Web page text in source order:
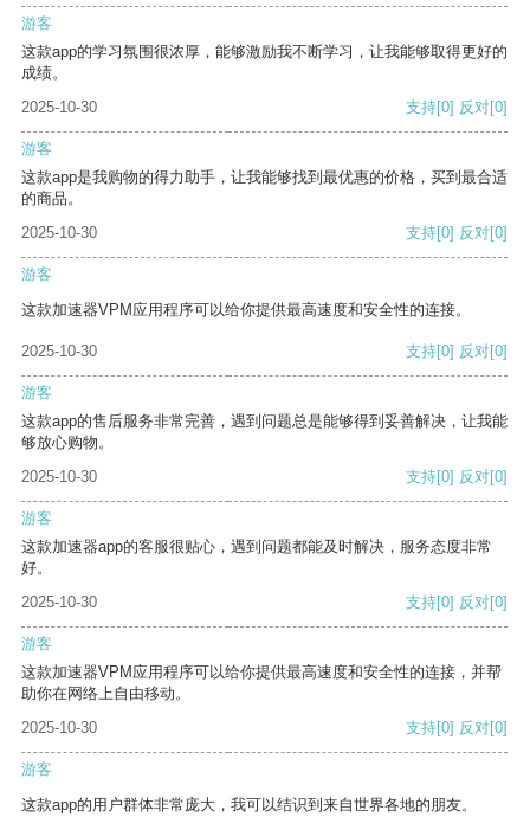
游客
这款app的学习氛围很浓厚，能够激励我不断学习，让我能够取得更好的
成绩。
2025-10-30
支持[0] 反对[0]
游客
这款app是我购物的得力助手，让我能够找到最优惠的价格，买到最合适
的商品。
2025-10-30
支持[0] 反对[0]
游客
这款加速器VPM应用程序可以给你提供最高速度和安全性的连接。
2025-10-30 支持[0] 反对[0]
游客
这款app的售后服务非常完善，遇到问题总是能够得到妥善解决，让我能
够放心购物。
2025-10-30
支持[0] 反对[0]
游客
这款加速器app的客服很贴心，遇到问题都能及时解决，服务态度非常
好。
2025-10-30
支持[0] 反对[0]
游客
这款加速器VPM应用程序可以给你提供最高速度和安全性的连接，并帮
助你在网络上自由移动。
2025-10-30
支持[0] 反对[0]
游客
这款app的用户群体非常庞大，我可以结识到来自世界各地的朋友。